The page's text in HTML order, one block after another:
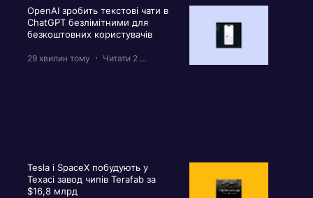
OpenAI зробить текстові чати в
ChatGPT безлімітними для
безкоштовних користувачів
29 хвилин тому Читати 2 хв
Tesla і SpaceX побудують у
Техасі завод чипів Terafab за
$16,8 млрд